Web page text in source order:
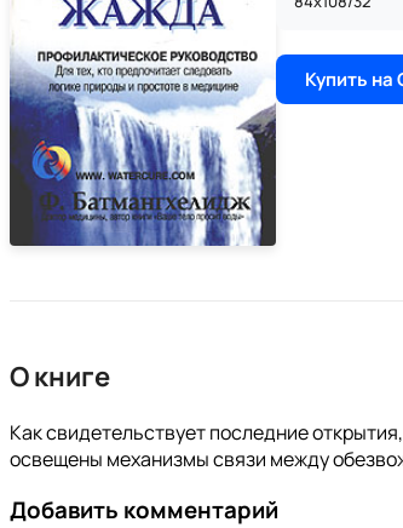
Купить на
О книге
Как свидетельствует последние
освещены механизмы связи между
Добавить комментарий